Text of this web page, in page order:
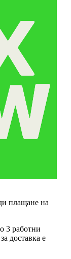
плащане на
3 работни
доставка е